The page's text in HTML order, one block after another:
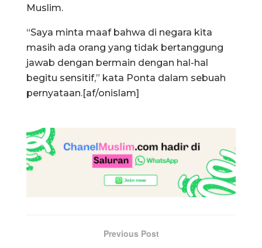
Muslim.
“Saya minta maaf bahwa di negara kita
masih ada orang yang tidak bertanggung
jawab dengan bermain dengan hal-hal
begitu sensitif,” kata Ponta dalam sebuah
pernyataan.[af/onislam]
Previous Post